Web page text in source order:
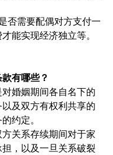
否需要配偶对方支付一
能实现经济独立等。
有哪些？
婚姻期间各自名下的
及双方有权利共享的
约定。
关系存续期间对于家
，以及一旦关系破裂